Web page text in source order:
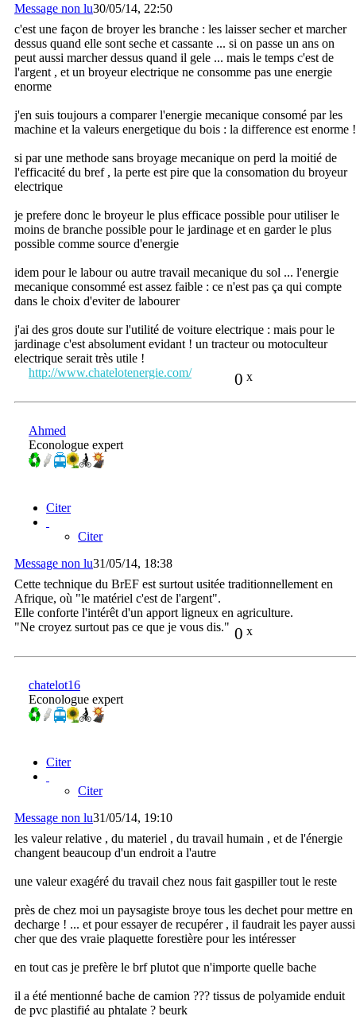
Message non lu30/05/14, 22:50
c'est une façon de broyer les branche : les laisser secher et marcher
dessus quand elle sont seche et cassante ... si on passe un ans on
peut aussi marcher dessus quand il gele ... mais le temps c'est de
l'argent , et un broyeur electrique ne consomme pas une energie
enorme
j'en suis toujours a comparer l'energie mecanique consomé par les
machine et la valeurs energetique du bois : la difference est enorme !
si par une methode sans broyage mecanique on perd la moitié de
l'efficacité du bref , la perte est pire que la consomation du broyeur
electrique
je prefere donc le broyeur le plus efficace possible pour utiliser le
moins de branche possible pour le jardinage et en garder le plus
possible comme source d'energie
idem pour le labour ou autre travail mecanique du sol ... l'energie
mecanique consommé est assez faible : ce n'est pas ça qui compte
dans le choix d'eviter de labourer
j'ai des gros doute sur l'utilité de voiture electrique : mais pour le
jardinage c'est absolument evidant ! un tracteur ou motoculteur
electrique serait très utile !
0 x
http://www.chatelotenergie.com/
Ahmed
Econologue expert
Citer
Citer
Message non lu31/05/14, 18:38
Cette technique du BrEF est surtout usitée traditionnellement en
Afrique, où "le matériel c'est de l'argent".
Elle conforte l'intérêt d'un apport ligneux en agriculture.
0 x
"Ne croyez surtout pas ce que je vous dis."
chatelot16
Econologue expert
Citer
Citer
Message non lu31/05/14, 19:10
les valeur relative , du materiel , du travail humain , et de l'énergie
changent beaucoup d'un endroit a l'autre
une valeur exagéré du travail chez nous fait gaspiller tout le reste
près de chez moi un paysagiste broye tous les dechet pour mettre en
decharge ! ... et pour essayer de recupérer , il faudrait les payer aussi
cher que des vraie plaquette forestière pour les intéresser
en tout cas je prefère le brf plutot que n'importe quelle bache
il a été mentionné bache de camion ??? tissus de polyamide enduit
de pvc plastifié au phtalate ? beurk